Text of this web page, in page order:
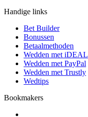
Handige links
Bet Builder
Bonussen
Betaalmethoden
Wedden met iDEAL
Wedden met PayPal
Wedden met Trustly
Wedtips
Bookmakers